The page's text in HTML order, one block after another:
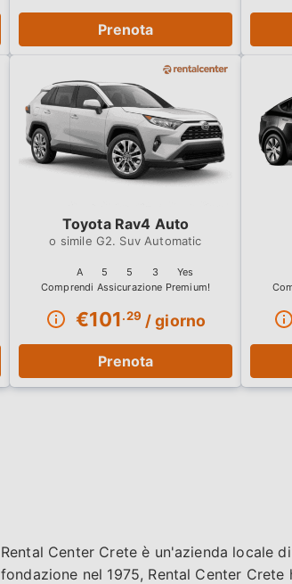
Prenota
€101.29 / giorno
A 5 5 3 Yes
Toyota Rav4 Auto
G2. Suv Automatic
Prenota
Rental Center Crete è un'azienda locale
fondazione nel 1975, Rental Center